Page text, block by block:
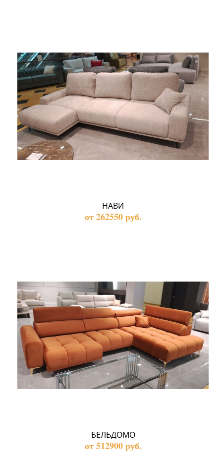
НАВИ
от 262550 руб.
БЕЛЬДОМО
от 512900 руб.